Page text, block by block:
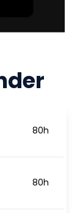
80h
80h